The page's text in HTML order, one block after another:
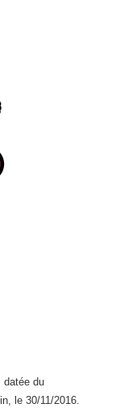
datée du
le 30/11/2016.